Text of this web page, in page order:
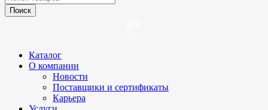
Каталог
О компании
Новости
Поставщики и сертификаты
Карьера